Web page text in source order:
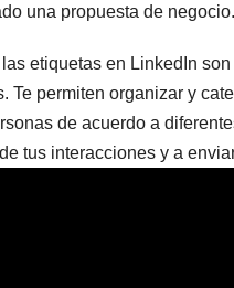
una propuesta de negocio.
etiquetas en LinkedIn
Te permiten organizar y
de acuerdo a
tus interacciones y a